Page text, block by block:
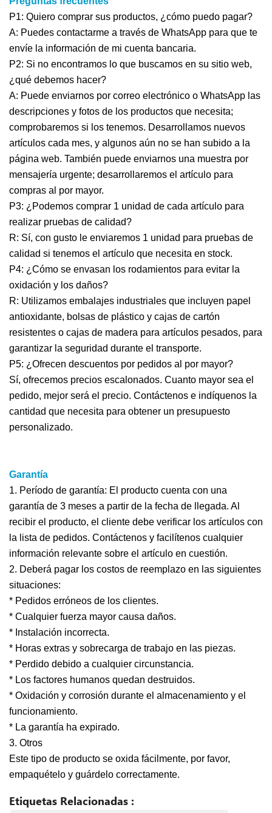
P1: Quiero comprar sus productos, ¿cómo puedo pagar?
A: Puedes contactarme a través de WhatsApp para que te
envíe la información de mi cuenta bancaria.
P2: Si no encontramos lo que buscamos en su sitio web,
¿qué debemos hacer?
A: Puede enviarnos por correo electrónico o WhatsApp las
descripciones y fotos de los productos que necesita;
comprobaremos si los tenemos. Desarrollamos nuevos
artículos cada mes, y algunos aún no se han subido a la
página web. También puede enviarnos una muestra por
mensajería urgente; desarrollaremos el artículo para
compras al por mayor.
P3: ¿Podemos comprar 1 unidad de cada artículo para
realizar pruebas de calidad?
R: Sí, con gusto le enviaremos 1 unidad para pruebas de
calidad si tenemos el artículo que necesita en stock.
P4: ¿Cómo se envasan los rodamientos para evitar la
oxidación y los daños?
R: Utilizamos embalajes industriales que incluyen papel
antioxidante, bolsas de plástico y cajas de cartón
resistentes o cajas de madera para artículos pesados, para
garantizar la seguridad durante el transporte.
P5: ¿Ofrecen descuentos por pedidos al por mayor?
Sí, ofrecemos precios escalonados. Cuanto mayor sea el
pedido, mejor será el precio. Contáctenos e indíquenos la
cantidad que necesita para obtener un presupuesto
personalizado.
Garantía
1. Período de garantía: El producto cuenta con una
garantía de 3 meses a partir de la fecha de llegada. Al
recibir el producto, el cliente debe verificar los artículos con
la lista de pedidos. Contáctenos y facilítenos cualquier
información relevante sobre el artículo en cuestión.
2. Deberá pagar los costos de reemplazo en las siguientes
situaciones:
* Pedidos erróneos de los clientes.
* Cualquier fuerza mayor causa daños.
* Instalación incorrecta.
* Horas extras y sobrecarga de trabajo en las piezas.
* Perdido debido a cualquier circunstancia.
* Los factores humanos quedan destruidos.
* Oxidación y corrosión durante el almacenamiento y el
funcionamiento.
* La garantía ha expirado.
3. Otros
Este tipo de producto se oxida fácilmente, por favor,
empaquételo y guárdelo correctamente.
Etiquetas Relacionadas :